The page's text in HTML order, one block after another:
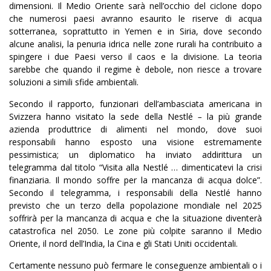
dimensioni. Il Medio Oriente sarà nell’occhio del ciclone dopo
che numerosi paesi avranno esaurito le riserve di acqua
sotterranea, soprattutto in Yemen e in Siria, dove secondo
alcune analisi, la penuria idrica nelle zone rurali ha contribuito a
spingere i due Paesi verso il caos e la divisione. La teoria
sarebbe che quando il regime è debole, non riesce a trovare
soluzioni a simili sfide ambientali.
Secondo il rapporto, funzionari dell’ambasciata americana in
Svizzera hanno visitato la sede della Nestlé – la più grande
azienda produttrice di alimenti nel mondo, dove suoi
responsabili hanno esposto una visione estremamente
pessimistica; un diplomatico ha inviato addirittura un
telegramma dal titolo “Visita alla Nestlé … dimenticatevi la crisi
finanziaria. Il mondo soffre per la mancanza di acqua dolce”.
Secondo il telegramma, i responsabili della Nestlé hanno
previsto che un terzo della popolazione mondiale nel 2025
soffrirà per la mancanza di acqua e che la situazione diventerà
catastrofica nel 2050. Le zone più colpite saranno il Medio
Oriente, il nord dell’India, la Cina e gli Stati Uniti occidentali.
Certamente nessuno può fermare le conseguenze ambientali o i